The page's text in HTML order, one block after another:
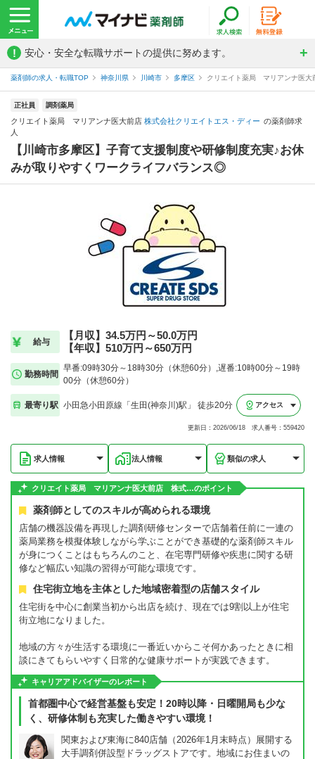
! 安心・安全な転職サポートの提供に努めます。
薬剤師の求人・転職TOP 神奈川県 川崎市 多摩区 クリエイト薬局 マリアンナ医大
正社員 調剤薬局
クリエイト薬局 マリアンナ医大前店 株式会社クリエイトエス・ディー の薬剤師求
人
【川崎市多摩区】子育て支援制度や研修制度充実♪お休
みが取りやすくワークライフバランス◎
給与
【月収】34.5万円～50.0万円
【年収】510万円～650万円
勤務時間
早番:09時30分～18時30分（休憩60分）,遅番:10時00分～19時
00分（休憩60分）
最寄り駅 小田急小田原線「生田(神奈川)駅」 徒歩20分 アクセス
更新日：2026/06/18 求人番号：559420
求人情報 法人情報 類似の求人
クリエイト薬局 マリアンナ医大前店 株式…のポイント
薬剤師としてのスキルが高められる環境
店舗の機器設備を再現した調剤研修センターで店舗着任前に一連の
薬局業務を模擬体験しながら学ぶことができ基礎的な薬剤師スキル
が身につくことはもちろんのこと、在宅専門研修や疾患に関する研
修など幅広い知識の習得が可能な環境です。
住宅街立地を主体とした地域密着型の店舗スタイル
住宅街を中心に創業当初から出店を続け、現在では9割以上が住宅
街立地になりました。
地域の方々が生活する環境に一番近いからこそ何かあったときに相
談にきてもらいやすく日常的な健康サポートが実践できます。
キャリアアドバイザーのレポート
首都圏中心で経営基盤も安定！20時以降・日曜開局も少な
く、研修体制も充実した働きやすい環境！
関東および東海に840店舗（2026年1月末時点）展開する
大手調剤併設型ドラッグストアです。地域にお住まいの